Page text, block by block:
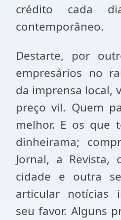
crédito cada
contemporâneo.
Destarte, por
empresários no
da imprensa local,
preço vil. Quem
melhor. E os que
dinheirama;
Jornal, a Revista,
cidade e outra
articular notícias
seu favor. Alguns